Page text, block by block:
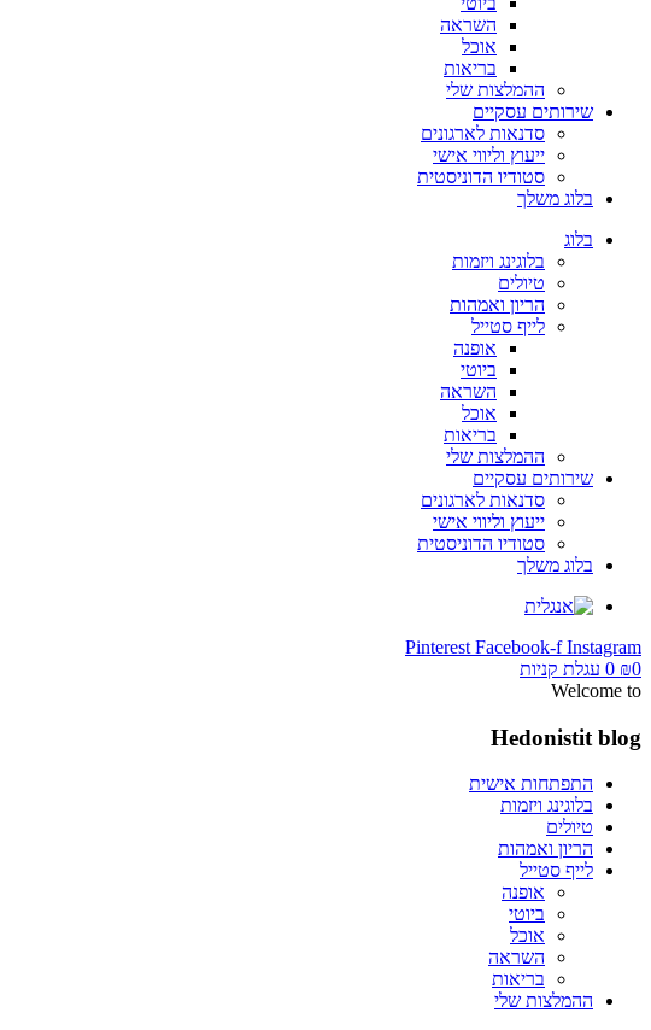
השראה
אוכל
בריאות
ההמלצות שלי
שירותים עסקיים
סדנאות לארגונים
ייעוץ וליווי אישי
סטודיו הדוניסטית
בלוג משלך
בלוג
בלוגינג ויזמות
טיולים
הריון ואמהות
לייף סטייל
אופנה
ביוטי
השראה
אוכל
בריאות
ההמלצות שלי
שירותים עסקיים
סדנאות לארגונים
ייעוץ וליווי אישי
סטודיו הדוניסטית
בלוג משלך
Pinterest Facebook-f Instagram
₪0
0 עגלת קניות
Welcome to
Hedonistit blog
התפתחות אישית
בלוגינג ויזמות
טיולים
הריון ואמהות
לייף סטייל
אופנה
ביוטי
אוכל
השראה
בריאות
ההמלצות שלי